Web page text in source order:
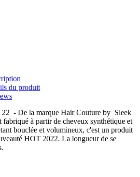
du produit
- De la marque Hair Couture by Sleek
fabriqué à partir de cheveux synthétique et
bouclée et volumineux, c'est un produit
HOT 2022. La longueur de se